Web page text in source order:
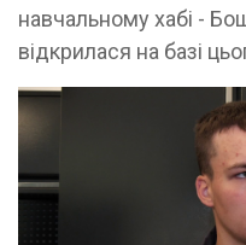
навчальному хабі -
відкрилася на базі